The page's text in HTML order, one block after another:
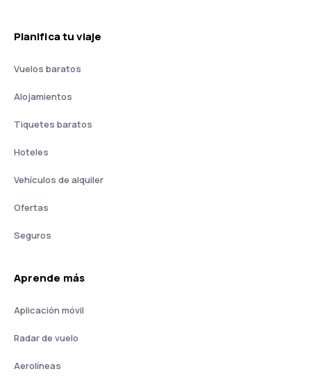
Planifica tu viaje
Vuelos baratos
Alojamientos
Tiquetes baratos
Hoteles
Vehículos de alquiler
Ofertas
Seguros
Aprende más
Aplicación móvil
Radar de vuelo
Aerolíneas